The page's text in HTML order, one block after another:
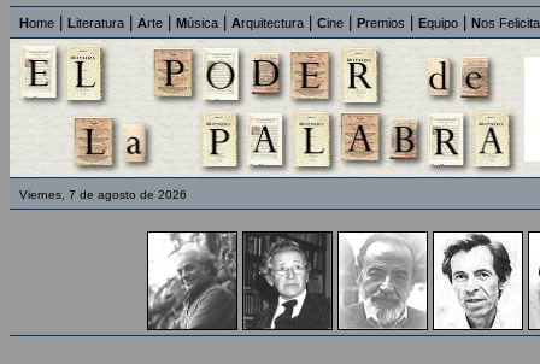
Home Literatura Arte Música Arquitectura Cine Premios Equipo Nos
Viernes, 7 de agosto de 2026